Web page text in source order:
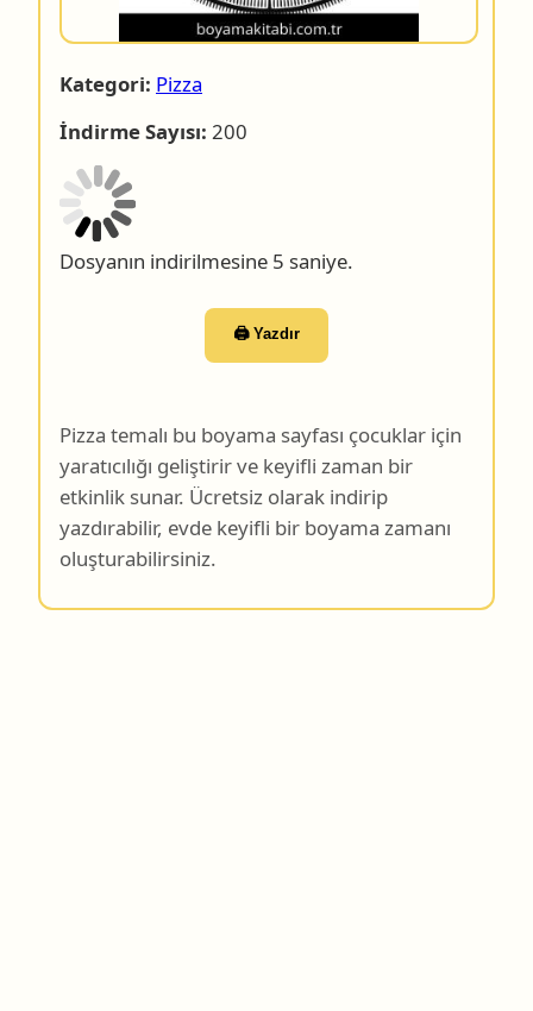
Kategori: Pizza
İndirme Sayısı: 200
Dosyanın indirilmesine 4 saniye.
etkinlik sunar. Ücretsiz olarak indirip
yazdırabilir, evde keyifli bir boyama zamanı
oluşturabilirsiniz.